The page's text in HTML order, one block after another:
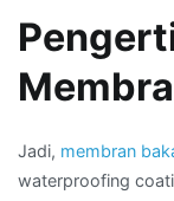
Jadi, membran
waterproofing